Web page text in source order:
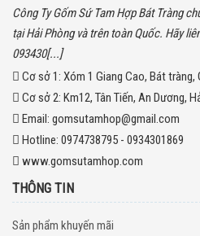
Công Ty Gốm Sứ Tam Hợp Bát Tràng
tại Hải Phòng và trên toàn Quốc. Hãy
093430[...]
Cơ sở 1: Xóm 1 Giang Cao, Bát tràng,
Cơ sở 2: Km12, Tân Tiến, An Dương,
Email: gomsutamhop@gmail.com
Hotline: 0974738795 - 0934301869
www.gomsutamhop.com
THÔNG TIN
Sản phẩm khuyến mãi